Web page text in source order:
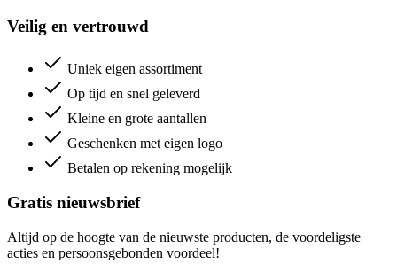
Veilig en vertrouwd
Uniek eigen assortiment
Op tijd en snel geleverd
Kleine en grote aantallen
Geschenken met eigen logo
Betalen op rekening mogelijk
Gratis nieuwsbrief
Altijd op de hoogte van de nieuwste producten, de voordeligste
acties en persoonsgebonden voordeel!